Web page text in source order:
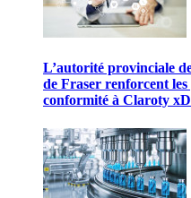
L’autorité provinciale
de Fraser renforcent les
conformité à Claroty